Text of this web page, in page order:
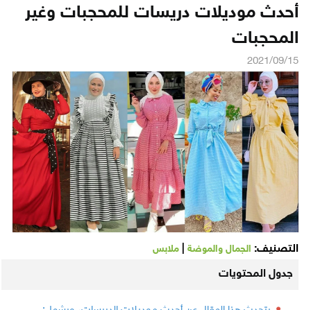
أحدث موديلات دريسات للمحجبات وغير
المحجبات
2021/09/15
التصنيف: الجمال والموضة| ملابس
جدول المحتويات